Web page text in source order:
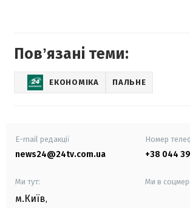
Повʼязані теми:
ЕКОНОМІКА ПАЛЬНЕ
E-mail редакції
news24@24tv.com.ua
Номер
+38 044
Ми тут:
м.Київ,
Ми в